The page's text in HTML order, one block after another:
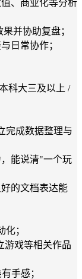
、商业化等分析
并协助复盘；
日常协作；
科大三及以上 /
完成数据整理与
能说清"一个玩
的文档表达能
化；
游戏等相关作品
手感；